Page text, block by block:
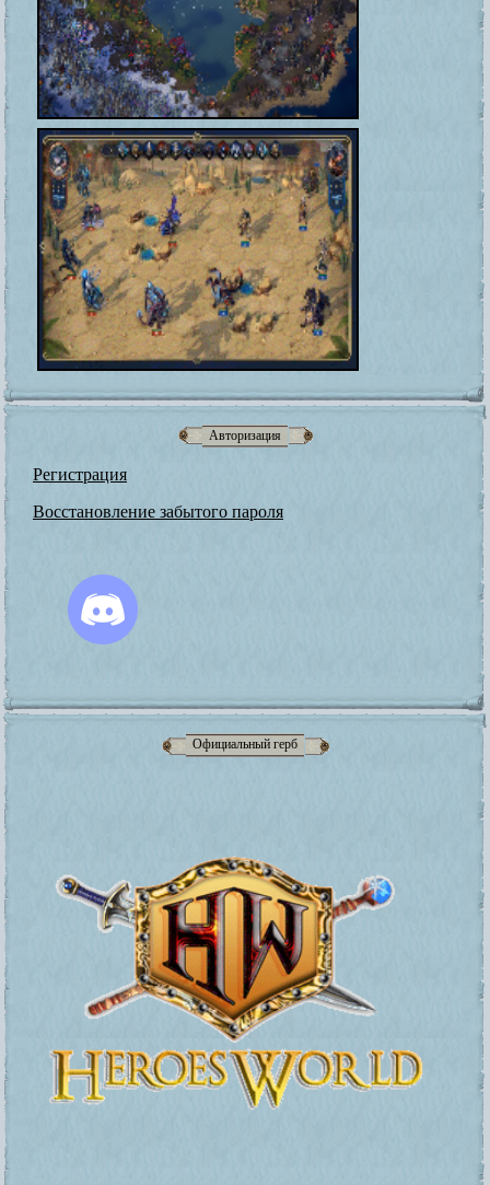
Авторизация
Регистрация
Восстановление забытого пароля
Официальный герб